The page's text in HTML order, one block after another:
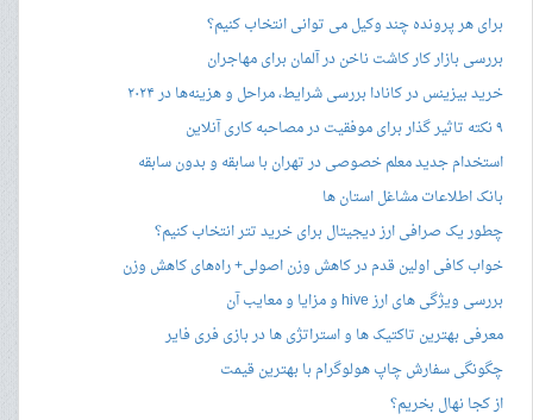
برای هر پرونده چند وکیل می توانی انتخاب کنیم؟
بررسی بازار کار کاشت ناخن در آلمان برای مهاجران
خرید بیزینس در کانادا بررسی شرایط، مراحل و هزینه‌ها در ۲۰۲۴
۹ نکته تاثیر گذار برای موفقیت در مصاحبه کاری آنلاین
استخدام جدید معلم خصوصی در تهران با سابقه و بدون سابقه
بانک اطلاعات مشاغل استان ها
چطور یک صرافی ارز دیجیتال برای خرید تتر انتخاب کنیم؟
خواب کافی اولین قدم در کاهش وزن اصولی+ راه‌های کاهش وزن
بررسی ویژگی های ارز hive و مزایا و معایب آن
معرفی بهترین تاکتیک ها و استراتژی ها در بازی فری فایر
چگونگی سفارش چاپ هولوگرام با بهترین قیمت
از کجا نهال بخریم؟